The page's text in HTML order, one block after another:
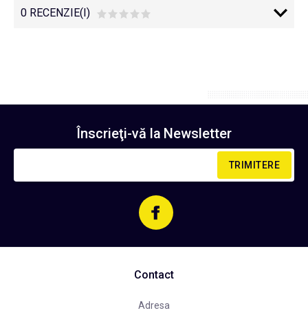
0 RECENZIE(I)
Înscrieţi-vă la Newsletter
TRIMITERE
Contact
Adresa